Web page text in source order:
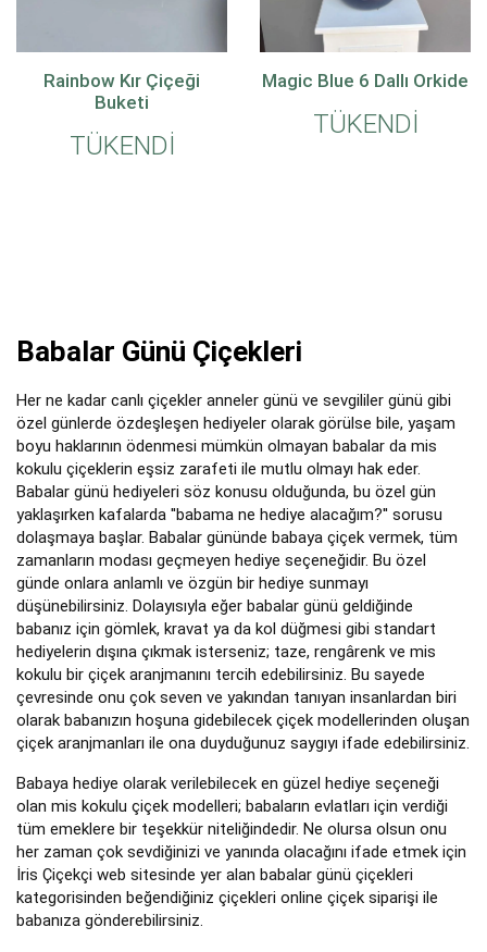
Rainbow Kır Çiçeği
Buketi
TÜKENDİ
Magic Blue 6 Dallı Orkide
TÜKENDİ
Babalar Günü Çiçekleri
Her ne kadar canlı çiçekler anneler günü ve sevgililer günü gibi
özel günlerde özdeşleşen hediyeler olarak görülse bile, yaşam
boyu haklarının ödenmesi mümkün olmayan babalar da mis
kokulu çiçeklerin eşsiz zarafeti ile mutlu olmayı hak eder.
Babalar günü hediyeleri söz konusu olduğunda, bu özel gün
yaklaşırken kafalarda ''babama ne hediye alacağım?'' sorusu
dolaşmaya başlar. Babalar gününde babaya çiçek vermek, tüm
zamanların modası geçmeyen hediye seçeneğidir. Bu özel
günde onlara anlamlı ve özgün bir hediye sunmayı
düşünebilirsiniz. Dolayısıyla eğer babalar günü geldiğinde
babanız için gömlek, kravat ya da kol düğmesi gibi standart
hediyelerin dışına çıkmak isterseniz; taze, rengârenk ve mis
kokulu bir çiçek aranjmanını tercih edebilirsiniz. Bu sayede
çevresinde onu çok seven ve yakından tanıyan insanlardan biri
olarak babanızın hoşuna gidebilecek çiçek modellerinden oluşan
çiçek aranjmanları ile ona duyduğunuz saygıyı ifade edebilirsiniz.
Babaya hediye olarak verilebilecek en güzel hediye seçeneği
olan mis kokulu çiçek modelleri; babaların evlatları için verdiği
tüm emeklere bir teşekkür niteliğindedir. Ne olursa olsun onu
her zaman çok sevdiğinizi ve yanında olacağını ifade etmek için
İris Çiçekçi web sitesinde yer alan babalar günü çiçekleri
kategorisinden beğendiğiniz çiçekleri online çiçek siparişi ile
babanıza gönderebilirsiniz.